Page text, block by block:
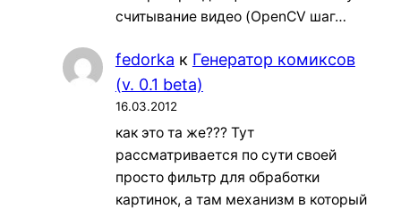
считывание видео (OpenCV шаг…
fedorka к Генератор комиксов
(v. 0.1 beta)
16.03.2012
как это та же??? Тут
рассматривается по сути своей
просто фильтр для обработки
картинок, а там механизм в который